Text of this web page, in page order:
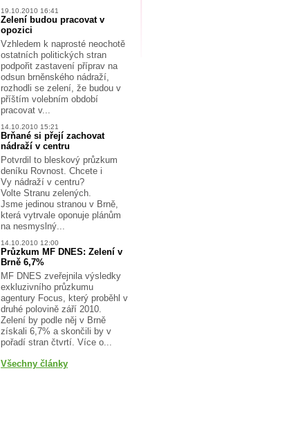
19.10.2010 16:41
Zelení budou pracovat v
opozici
Vzhledem k naprosté neochotě
ostatních politických stran
podpořit zastavení příprav na
odsun brněnského nádraží,
rozhodli se zelení, že budou v
příštím volebním období
pracovat v...
14.10.2010 15:21
Brňané si přejí zachovat
nádraží v centru
Potvrdil to bleskový průzkum
deníku Rovnost. Chcete i
Vy nádraží v centru?
Volte Stranu zelených.
Jsme jedinou stranou v Brně,
která vytrvale oponuje plánům
na nesmyslný...
14.10.2010 12:00
Průzkum MF DNES: Zelení v
Brně 6,7%
MF DNES zveřejnila výsledky
exkluzivního průzkumu
agentury Focus, který proběhl v
druhé polovině září 2010.
Zelení by podle něj v Brně
získali 6,7% a skončili by v
pořadí stran čtvrtí. Více o...
Všechny články